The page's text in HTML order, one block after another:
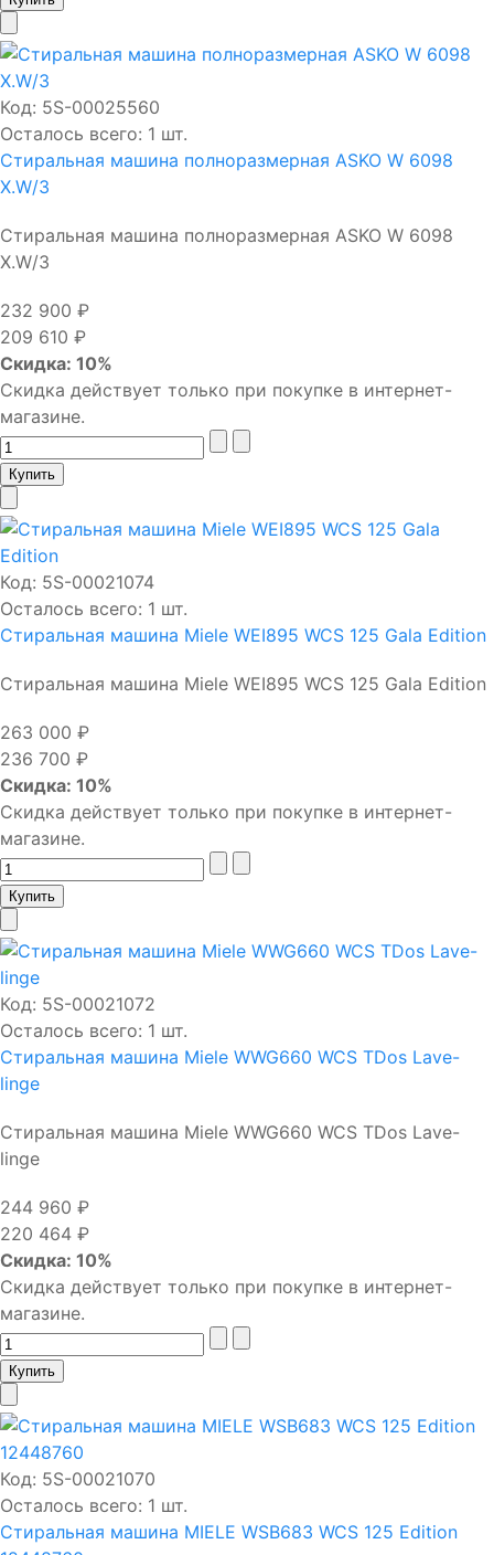
Код: 5S-00025560
Осталось всего: 1 шт.
Стиральная машина полноразмерная ASKO W 6098
X.W/3
Стиральная машина полноразмерная ASKO W 6098
X.W/3
232 900 ₽
209 610 ₽
Скидка: 10%
Скидка действует только при покупке в интернет-
магазине.
Код: 5S-00021074
Осталось всего: 1 шт.
Стиральная машина Miele WEI895 WCS 125 Gala Edition
Стиральная машина Miele WEI895 WCS 125 Gala Edition
263 000 ₽
236 700 ₽
Скидка: 10%
Скидка действует только при покупке в интернет-
магазине.
Код: 5S-00021072
Осталось всего: 1 шт.
Стиральная машина Miele WWG660 WCS TDos Lave-
lingе
Стиральная машина Miele WWG660 WCS TDos Lave-
lingе
244 960 ₽
220 464 ₽
Скидка: 10%
Скидка действует только при покупке в интернет-
магазине.
Код: 5S-00021070
Осталось всего: 1 шт.
Стиральная машина MIELE WSB683 WCS 125 Edition